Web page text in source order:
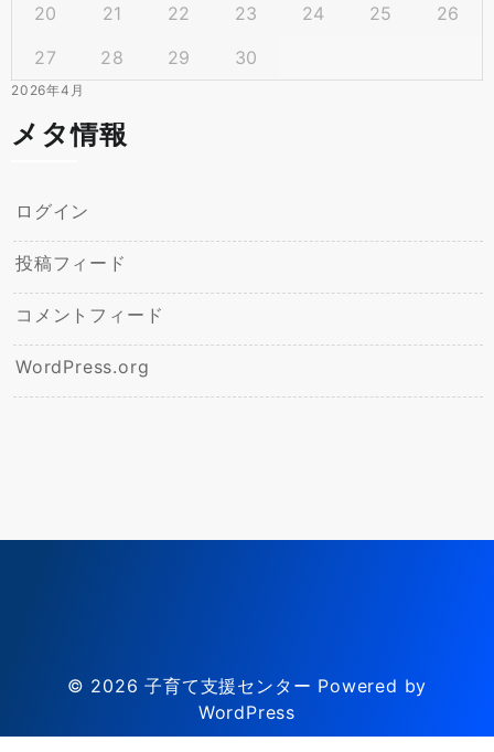
2026年4月
20
21 22 23 24 25
26
27
28 29 30
メタ情報
ログイン
投稿フィード
コメントフィード
WordPress.org
© 2026子育て支援センター Powered by
WordPress